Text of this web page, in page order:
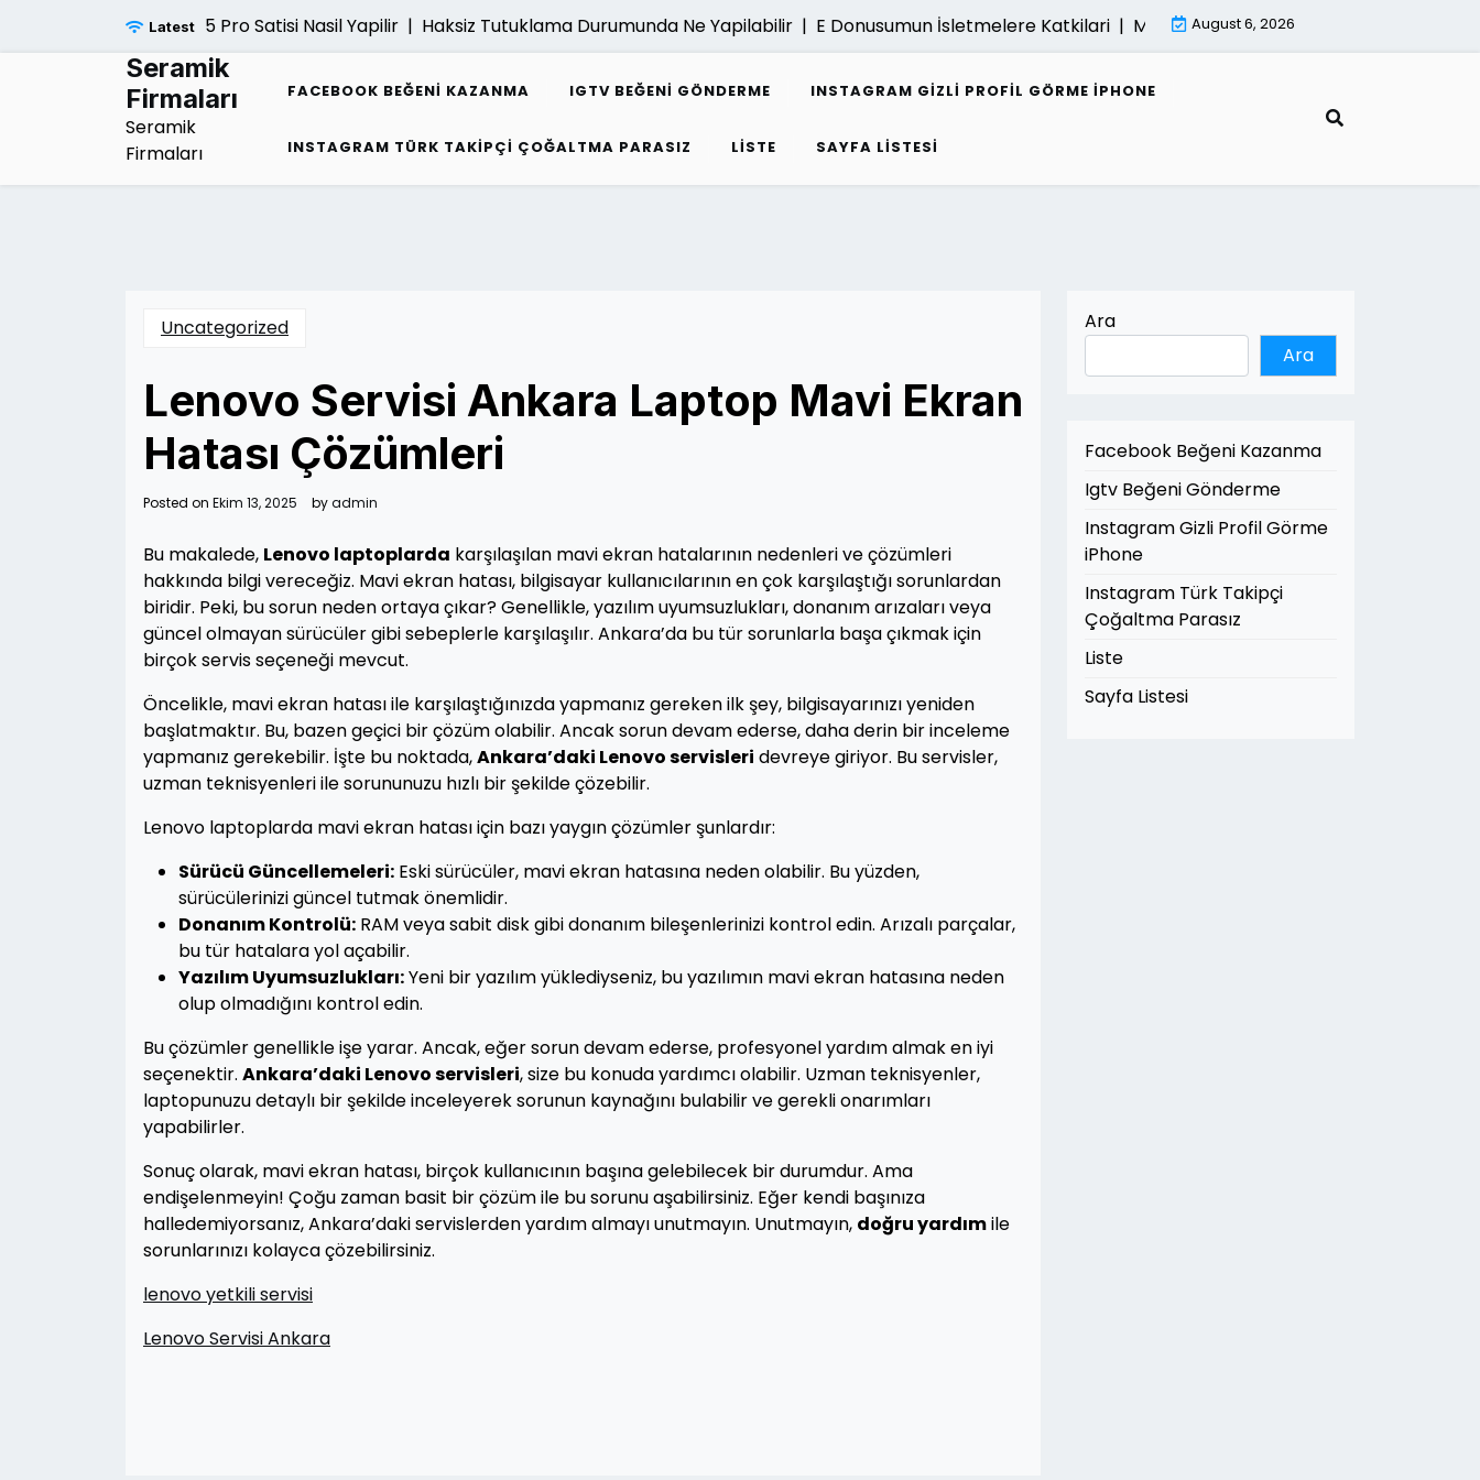
Latest
Ps5 Pro Satisi Nasil Yapilir | Haksiz Tutuklama Durumunda Ne Yapilabilir | E Donusumun İsletmelere Katkilari | Mimari Render Ve Surdurulebilir
August 6, 2026
Seramik
Firmaları
Seramik
Firmaları
FACEBOOK BEĞENI KAZANMA IGTV BEĞENI GÖNDERME INSTAGRAM GIZLI PROFIL GÖRME IPHONE
INSTAGRAM TÜRK TAKIPÇI ÇOĞALTMA PARASIZ LISTE SAYFA LISTESI
Uncategorized
Lenovo Servisi Ankara Laptop Mavi Ekran
Hatası Çözümleri
Posted on Ekim 13, 2025 byadmin
Bu makalede, Lenovo laptoplarda karşılaşılan mavi ekran hatalarının nedenleri ve çözümleri
hakkında bilgi vereceğiz. Mavi ekran hatası, bilgisayar kullanıcılarının en çok karşılaştığı sorunlardan
biridir. Peki, bu sorun neden ortaya çıkar? Genellikle, yazılım uyumsuzlukları, donanım arızaları veya
güncel olmayan sürücüler gibi sebeplerle karşılaşılır. Ankara’da bu tür sorunlarla başa çıkmak için
birçok servis seçeneği mevcut.
Öncelikle, mavi ekran hatası ile karşılaştığınızda yapmanız gereken ilk şey, bilgisayarınızı yeniden
başlatmaktır. Bu, bazen geçici bir çözüm olabilir. Ancak sorun devam ederse, daha derin bir inceleme
yapmanız gerekebilir. İşte bu noktada,Ankara’daki Lenovo servisleri devreye giriyor. Bu servisler,
uzman teknisyenleri ile sorununuzu hızlı bir şekilde çözebilir.
Lenovo laptoplarda mavi ekran hatası için bazı yaygın çözümler şunlardır:
Sürücü Güncellemeleri: Eski sürücüler, mavi ekran hatasına neden olabilir. Bu yüzden,
sürücülerinizi güncel tutmak önemlidir.
Donanım Kontrolü: RAM veya sabit disk gibi donanım bileşenlerinizi kontrol edin. Arızalı parçalar,
bu tür hatalara yol açabilir.
Yazılım Uyumsuzlukları:Yeni bir yazılım yüklediyseniz, bu yazılımın mavi ekran hatasına neden
olup olmadığını kontrol edin.
Bu çözümler genellikle işe yarar. Ancak, eğer sorun devam ederse, profesyonel yardım almak en iyi
seçenektir. Ankara’daki Lenovo servisleri, size bu konuda yardımcı olabilir. Uzman teknisyenler,
laptopunuzu detaylı bir şekilde inceleyerek sorunun kaynağını bulabilir ve gerekli onarımları
yapabilirler.
Sonuç olarak, mavi ekran hatası, birçok kullanıcının başına gelebilecek bir durumdur. Ama
endişelenmeyin! Çoğu zaman basit bir çözüm ile bu sorunu aşabilirsiniz. Eğer kendi başınıza
halledemiyorsanız, Ankara’daki servislerden yardım almayı unutmayın. Unutmayın, doğru yardımile
sorunlarınızı kolayca çözebilirsiniz.
lenovo yetkili servisi
Lenovo Servisi Ankara
Ara
Ara
Facebook Beğeni Kazanma
Igtv Beğeni Gönderme
Instagram Gizli Profil Görme
iPhone
Instagram Türk Takipçi
Çoğaltma Parasız
Liste
Sayfa Listesi